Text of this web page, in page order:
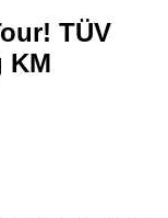
TÜV
KM